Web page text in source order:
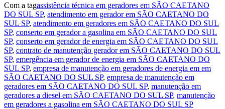
Com a tagassistência técnica em geradores em SÃO CAETANO
DO SUL SP, atendimento em gerador em SÃO CAETANO DO
SUL SP, atendimento em geradores em SÃO CAETANO DO SUL
SP, conserto em gerador a gasolina em SÃO CAETANO DO SUL
SP, conserto em gerador de energia em SÃO CAETANO DO SUL
SP, contrato de manutenção gerador em SÃO CAETANO DO SUL
SP, emergência em gerador de energia em SÃO CAETANO DO
SUL SP, empresa de manutenção em geradores de energia em em
SÃO CAETANO DO SUL SP, empresa de manutenção em
geradores em SÃO CAETANO DO SUL SP, manutenção em
geradores a diesel em SÃO CAETANO DO SUL SP, manutenção
em geradores a gasolina em SÃO CAETANO DO SUL SP